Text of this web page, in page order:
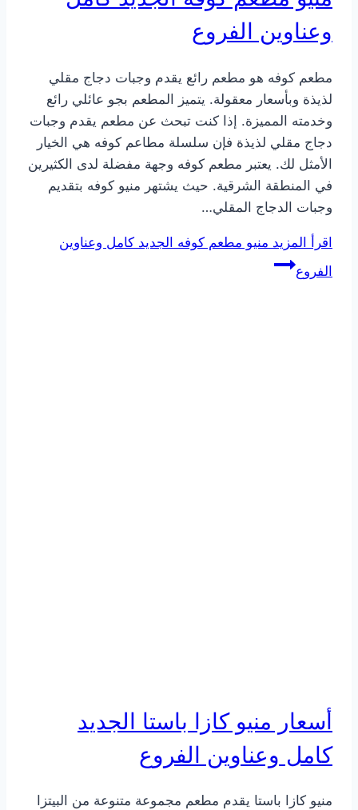
وعناوين الفروع
مطعم كوفه هو مطعم رائع يقدم وجبات دجاج مقلي
لذيذة وبأسعار معقولة. يتميز المطعم بجو عائلي رائع
وخدمته المميزة. إذا كنت تبحث عن مطعم يقدم وجبات
دجاج مقلي لذيذة فإن سلسلة مطاعم كوفه هي الخيار
الأمثل لك. يعتبر مطعم كوفه وجهة مفضلة لدى الكثيرين
في المنطقة الشرقية. حيث يشتهر منيو كوفه بتقديم
وجبات الدجاج المقلي…
اقرأ المزيد منيو مطعم كوفه الجديد كامل وعناوين
الفروع
أسعار منيو كازا باستا الجديد
كامل وعناوين الفروع
منيو كازا باستا يقدم مطعم مجموعة متنوعة من البيتزا